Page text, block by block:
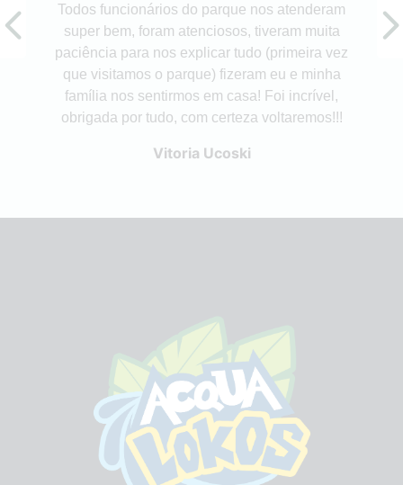
Todos funcionários do parque nos atenderam
super bem, foram atenciosos, tiveram muita
paciência para nos explicar tudo (primeira vez
que visitamos o parque) fizeram eu e minha
família nos sentirmos em casa! Foi incrível,
obrigada por tudo, com certeza voltaremos!!!
Vitoria Ucoski